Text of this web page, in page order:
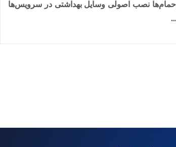
نصب اصولی وسایل بهداشتی در سرویس‌ها